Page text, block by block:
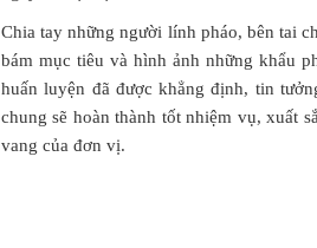
Chia tay những người lính pháo, bên tai
bám mục tiêu và hình ảnh những khẩu
huấn luyện đã được khẳng định, tin
chung sẽ hoàn thành tốt nhiệm vụ, xuất
vang của đơn vị.